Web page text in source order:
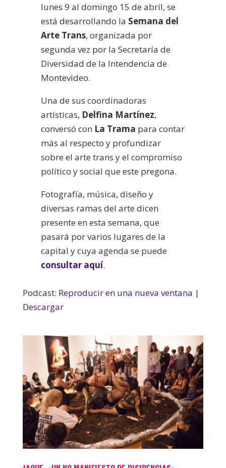
lunes 9 al domingo 15 de abril, se
está desarrollando la Semana del
Arte Trans, organizada por
segunda vez por la Secretaría de
Diversidad de la Intendencia de
Montevideo.
Una de sus coordinadoras
artísticas, Delfina Martínez,
conversó con La Trama para contar
más al respecto y profundizar
sobre el arte trans y el compromiso
político y social que este pregona.
Fotografía, música, diseño y
diversas ramas del arte dicen
presente en esta semana, que
pasará por varios lugares de la
capital y cuya agenda se puede
consultar aquí.
Podcast: Reproducir en una nueva ventana |
Descargar